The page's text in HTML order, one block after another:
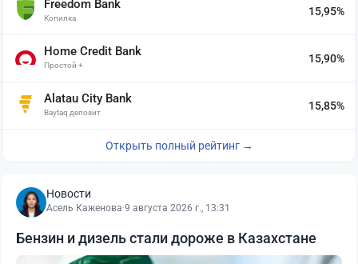
Freedom Bank
Копилка
15,95%
Home Credit Bank
Простой +
15,90%
Alatau City Bank
Baytaq депозит
15,85%
Открыть полный рейтинг →
Новости
Асель Каженова·9 августа 2026 г., 13:31
Бензин и дизель стали дороже в Казахстане